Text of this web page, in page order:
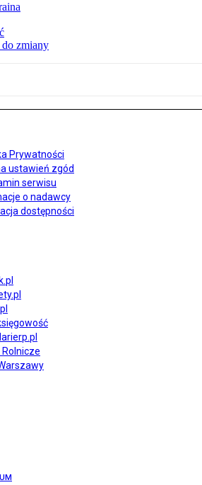
zmiany
Prywatności
ustawień zgód
serwisu
o nadawcy
dostępności
Rolnicze